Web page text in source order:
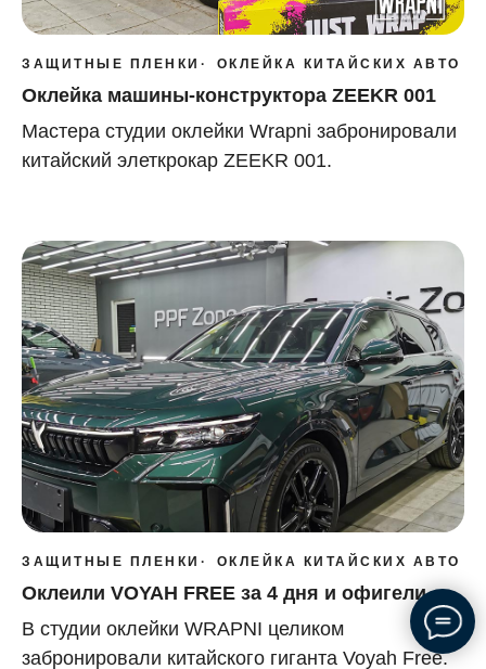
ЗАЩИТНЫЕ ПЛЕНКИ ОКЛЕЙКА КИТАЙСКИХ АВТО
Оклейка машины-конструктора ZEEKR 001
Мастера студии оклейки Wrapni забронировали
китайский элеткрокар ZEEKR 001.
ЗАЩИТНЫЕ ПЛЕНКИ ОКЛЕЙКА КИТАЙСКИХ АВТО
Оклеили VOYAH FREE за 4 дня и офигели
В студии оклейки WRAPNI целиком
забронировали китайского гиганта Voyah Free.